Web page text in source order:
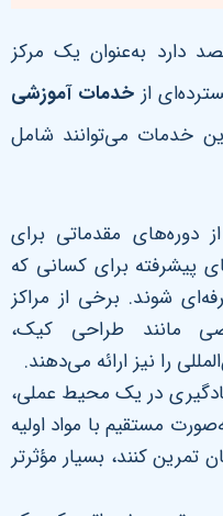
دارد به‌عنوان یک مرکز
از خدمات آموزشی
خدمات می‌توانند شامل
از دوره‌های مقدماتی برای
پیشرفته برای کسانی که
شوند. برخی از مراکز
مانند طراحی کیک،
را نیز ارائه می‌دهند.
در یک محیط عملی،
مستقیم با مواد اولیه
تمرین کنند، بسیار مؤثرتر